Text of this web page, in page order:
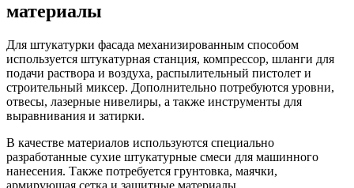
материалы
Для штукатурки фасада механизированным способом
используется штукатурная станция, компрессор, шланги для
подачи раствора и воздуха, распылительный пистолет и
строительный миксер. Дополнительно потребуются уровни,
отвесы, лазерные нивелиры, а также инструменты для
выравнивания и затирки.
В качестве материалов используются специально
разработанные сухие штукатурные смеси для машинного
нанесения. Также потребуется грунтовка, маячки,
армирующая сетка и защитные материалы.